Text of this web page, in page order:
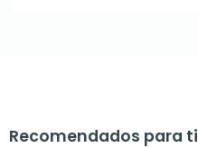
Recomendados para ti